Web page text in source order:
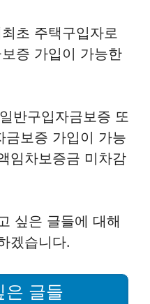
초 주택구입자로
증 가입이 가능한
반구입자금보증 또
금보증 가입이 가능
임차보증금 미차감
싶은 글들에 대해
겠습니다.
은 글들